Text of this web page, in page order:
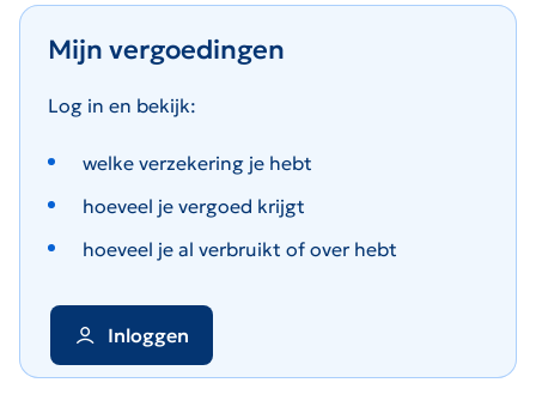
Mijn vergoedingen
Log in en bekijk:
welke verzekering je hebt
hoeveel je vergoed krijgt
hoeveel je al verbruikt of over hebt
Inloggen